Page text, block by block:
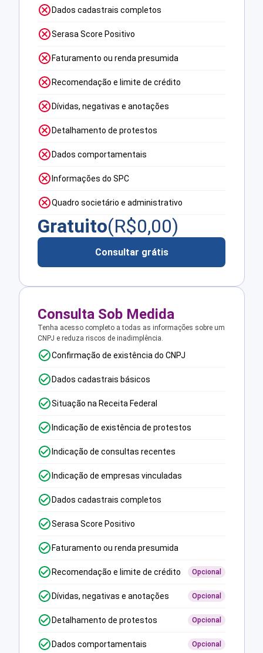
Dados cadastrais completos
Serasa Score Positivo
Faturamento ou renda presumida
Recomendação e limite de crédito
Dívidas, negativas e anotações
Detalhamento de protestos
Dados comportamentais
Informações do SPC
Quadro societário e administrativo
Gratuito(R$0,00)
Consultar grátis
Consulta Sob Medida
Tenha acesso completo a todas as informações sobre um
CNPJ e reduza riscos de inadimplência.
Confirmação de existência do CNPJ
Dados cadastrais básicos
Situação na Receita Federal
Indicação de existência de protestos
Indicação de consultas recentes
Indicação de empresas vinculadas
Dados cadastrais completos
Serasa Score Positivo
Faturamento ou renda presumida
Recomendação e limite de crédito Opcional
Dívidas, negativas e anotações Opcional
Detalhamento de protestos Opcional
Dados comportamentais Opcional